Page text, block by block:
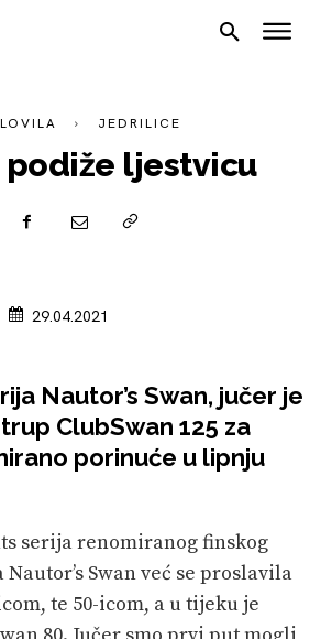
JEDRILICE
podiže ljestvicu
29.04.2021
Nautor’s Swan, jučer je
ClubSwan 125 za
porinuće u lipnju
serija renomiranog finskog
Swan već se proslavila
te 50-icom, a u tijeku je